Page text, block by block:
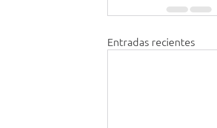
Entradas recientes